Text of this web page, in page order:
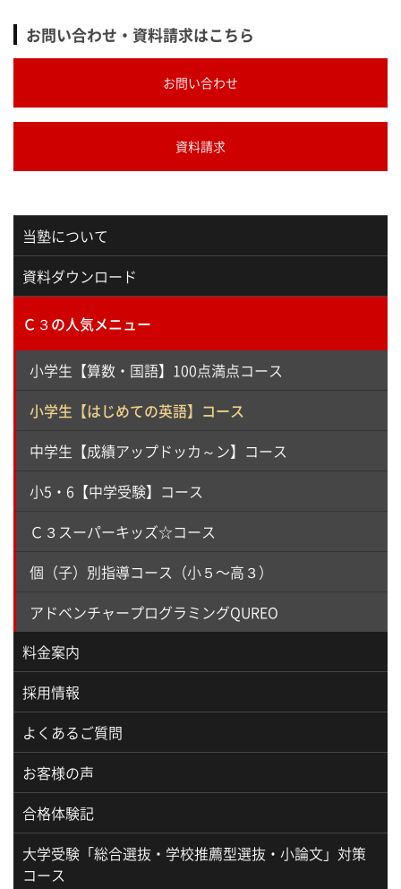
お問い合わせ・資料請求はこちら
お問い合わせ
資料請求
当塾について
資料ダウンロード
Ｃ３の人気メニュー
小学生【算数・国語】100点満点コース
小学生【はじめての英語】コース
中学生【成績アップドッカ～ン】コース
小5・6【中学受験】コース
Ｃ３スーパーキッズ☆コース
個（子）別指導コース（小５〜高３）
アドベンチャープログラミングQUREO
料金案内
採用情報
よくあるご質問
お客様の声
合格体験記
大学受験「総合選抜・学校推薦型選抜・小論文」対策
コース